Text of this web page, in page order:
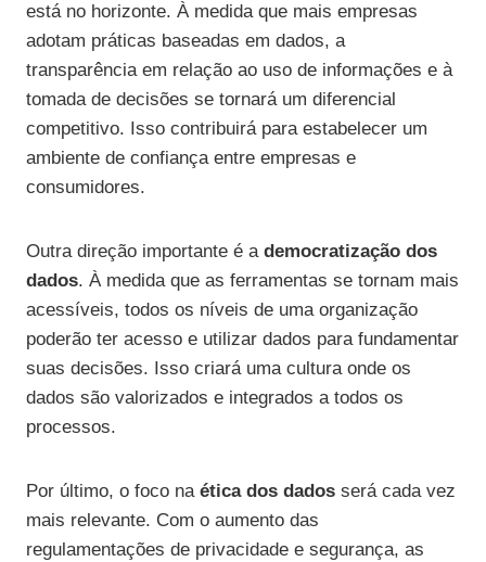
está no horizonte. À medida que mais empresas
adotam práticas baseadas em dados, a
transparência em relação ao uso de informações e à
tomada de decisões se tornará um diferencial
competitivo. Isso contribuirá para estabelecer um
ambiente de confiança entre empresas e
consumidores.
Outra direção importante é a democratização dos
dados. À medida que as ferramentas se tornam mais
acessíveis, todos os níveis de uma organização
poderão ter acesso e utilizar dados para fundamentar
suas decisões. Isso criará uma cultura onde os
dados são valorizados e integrados a todos os
processos.
Por último, o foco na ética dos dados será cada vez
mais relevante. Com o aumento das
regulamentações de privacidade e segurança, as